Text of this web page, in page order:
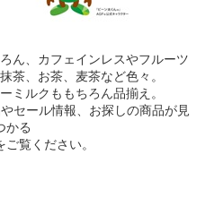
ん、カフェインレスやフルーツ
茶、お茶、麦茶など色々。
ミルクももちろん品揃え。
セール情報、お探しの商品が見
かる
覧ください。